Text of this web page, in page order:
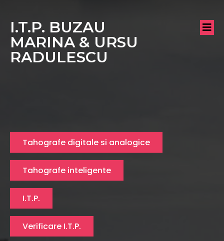
I.T.P. BUZAU
MARINA & URSU
RADULESCU
Tahografe digitale si analogice
Tahografe inteligente
I.T.P.
Verificare I.T.P.